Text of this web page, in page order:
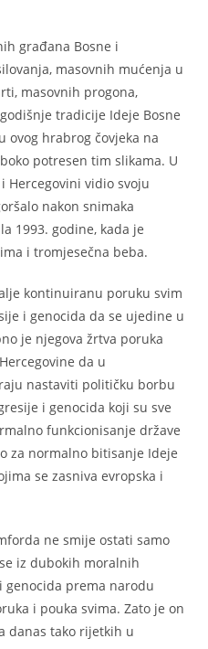
građana Bosne i
masovnih mućenja u
masovnih progona,
tradicije Ideje Bosne
ovog hrabrog čovjeka na
potresen tim slikama. U
Hercegovini vidio svoju
nakon snimaka
1993. godine, kada je
i tromjesečna beba.
kontinuiranu poruku svim
i genocida da se ujedine u
je njegova žrtva poruka
da u
nastaviti političku borbu
i genocida koji su sve
funkcionisanje države
za normalno bitisanje Ideje
se zasniva evropska i
ne smije ostati samo
iz dubokih moralnih
genocida prema narodu
i pouka svima. Zato je on
danas tako rijetkih u